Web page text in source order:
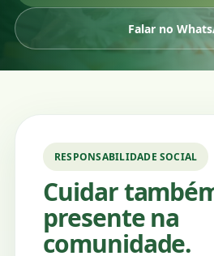
Falar no
RESPONSABILIDADE SOCIAL
Cuidar
presente na
comunidade.